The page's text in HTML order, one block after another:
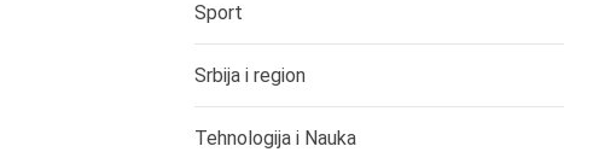
Sport
Srbija i region
Tehnologija i Nauka